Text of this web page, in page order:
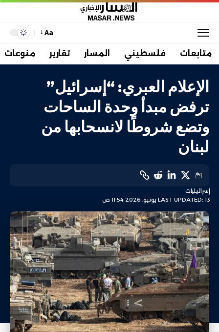
Aa
متابعات فلسطيني المسار تقارير منوعات
الإعلام العبري: “إسرائيل”
ترفض مبدأ وحدة الساحات
وتضع شروطًا لانسحابها من
لبنان
LAST UPDATED: 13 يونيو، 2026 11:54 ص
إسرائيليات